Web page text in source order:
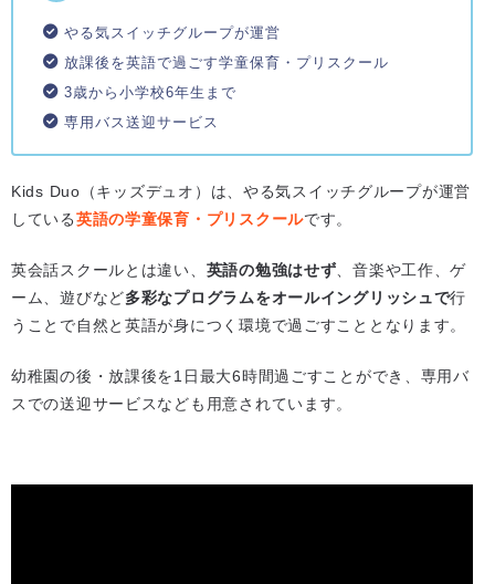
やる気スイッチグループが運営
放課後を英語で過ごす学童保育・プリスクール
3歳から小学校6年生まで
専用バス送迎サービス
Kids Duo（キッズデュオ）は、やる気スイッチグループが運営
している英語の学童保育・プリスクールです。
英会話スクールとは違い、 英語の勉強はせず 、音楽や工作、ゲ
ーム、遊びなど多彩なプログラムをオールイングリッシュで行
うことで自然と英語が身につく環境で過ごすこととなります。
幼稚園の後・放課後を1日最大6時間過ごすことができ、専用バ
スでの送迎サービスなども用意されています。